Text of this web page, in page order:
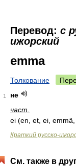
Перевод: с
ижорский
emma
Толкование
1
не
част.
ei (en, et, ei,
Краткий русско-
См. также в